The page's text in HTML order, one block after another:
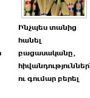
Ինչպես տանից
հանել
բացասականը,
ու գումար բերել